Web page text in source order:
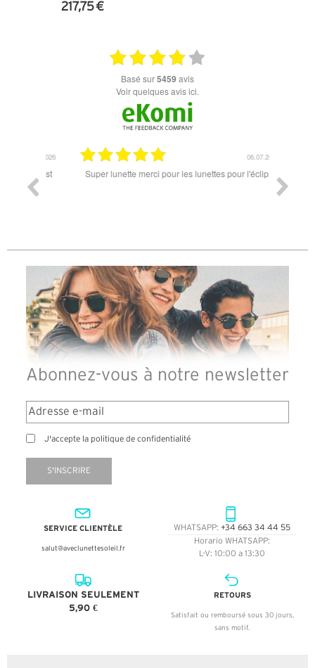
217,75 €
basé sur5459 avis
Voir quelques avis ici.
06.07.2026
Super lunette merci pour les lunettes pour l'éclipse
Abonnez-vous à notre newsletter
J'accepte la politique de confidentialité
S'INSCRIRE
SERVICE CLIENTÈLE
salut@aveclunettesoleil.fr
WHATSAPP: +34 663 34 44 55
Horario WHATSAPP:
L-V: 10:00 a 13:30
LIVRAISON SEULEMENT
5,90 €
RETOURS
Satisfait ou remboursé sous 30 jours,
sans motif.